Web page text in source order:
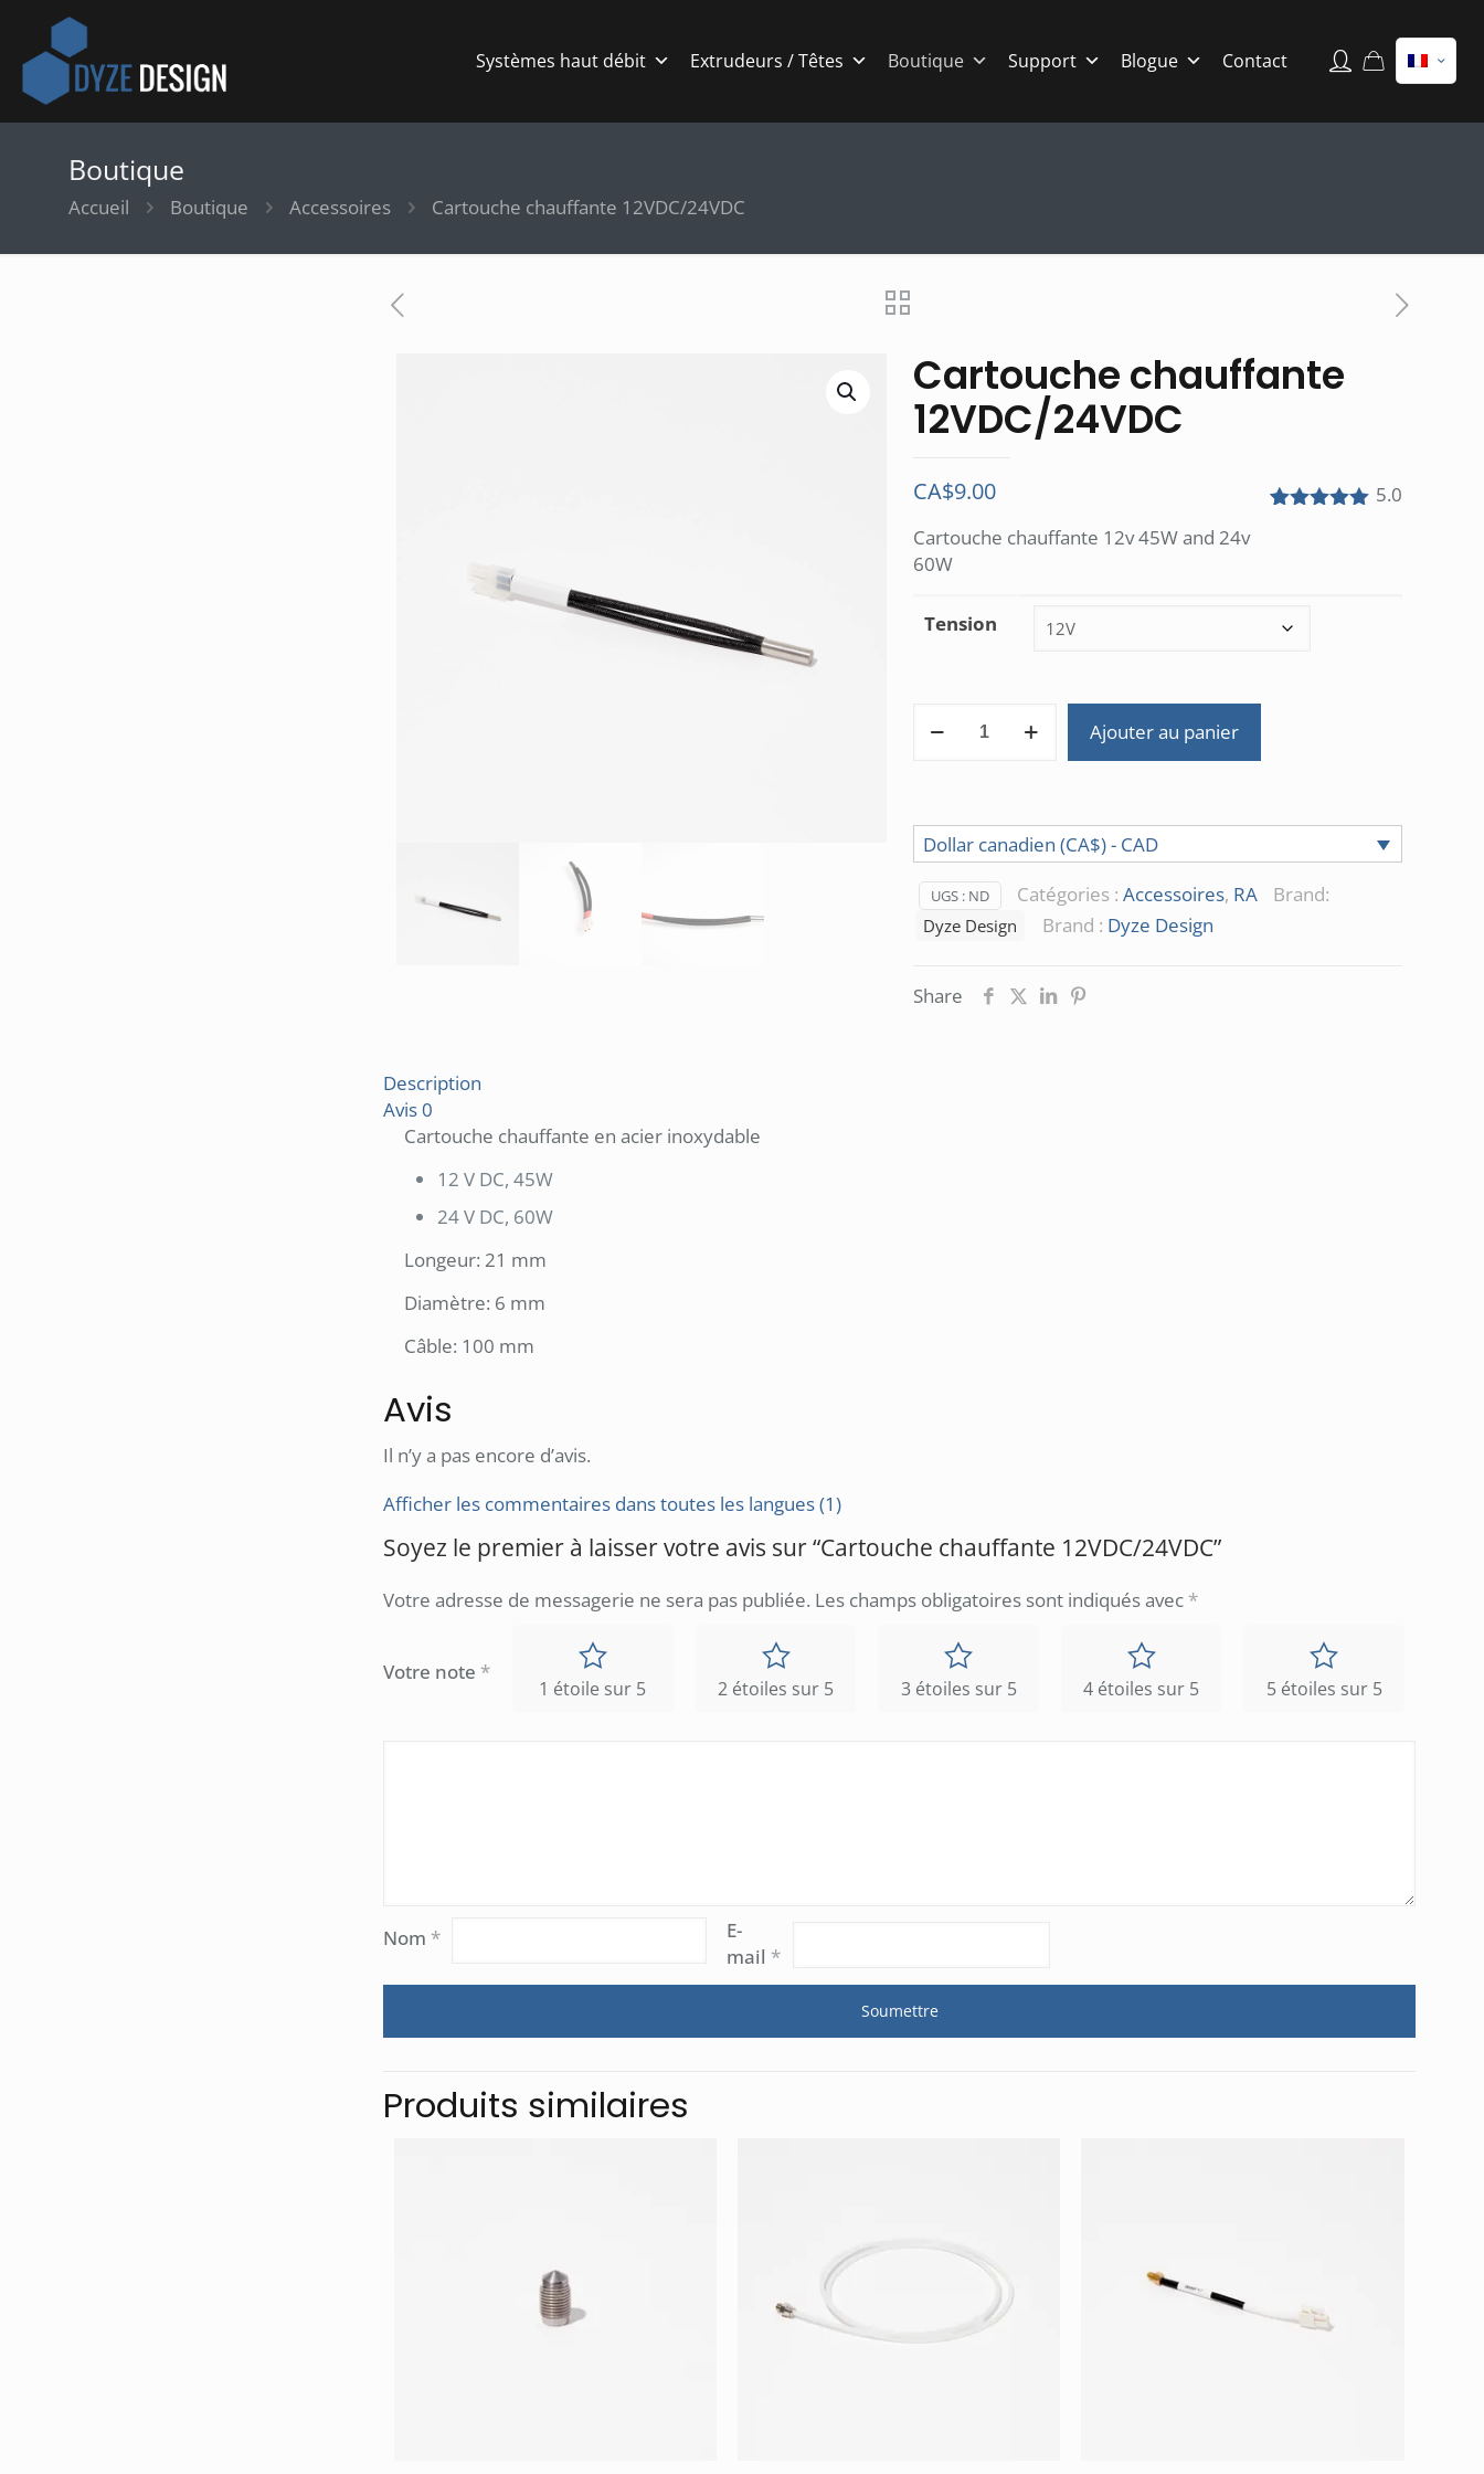
Systèmes haut débit Extrudeurs / Têtes Boutique Support Blogue Contact
Boutique
Accueil Boutique Accessoires Cartouche chauffante 12VDC/24VDC
Cartouche chauffante
12VDC/24VDC
5.0
CA$9.00
Cartouche chauffante 12v 45W and 24v
60W
Tension
de
12VDC/24VDC
Ajouter au panier
Dollar canadien (CA$) - CAD
UGS : ND Catégories : Accessoires, RA Brand:
Dyze Design Brand : Dyze Design
Share
Description
Avis0
Cartouche chauffante en acier inoxydable
12 V DC, 45W
24 V DC, 60W
Longeur: 21 mm
Diamètre: 6 mm
Câble: 100 mm
Avis
Il n’y a pas encore d’avis.
Afficher les commentaires dans toutes les langues (1)
Soyez le premier à laisser votre avis sur “Cartouche chauffante 12VDC/24VDC”
Votre adresse de messagerie ne sera pas publiée. Les champs obligatoires sont indiqués avec *
Votre note *
1 étoile sur 5 2 étoiles sur 5 3 étoiles sur 5 4 étoiles sur 5 5 étoiles sur 5
Nom *
E-
mail *
Produits similaires